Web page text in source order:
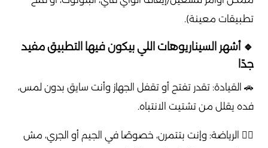
تطبيقات معينة).
🔹 أشهر السيناريوهات اللي بيكون فيها التطبيق مفيد
جدًا
🚗 القيادة: تقدر تفتح أو تقفل الجهاز وأنت سايق بدون لمس،
فده يقلل من تشتيت الانتباه.
🏋️‍♂️ الرياضة: وإنت بتتمرن، خصوصًا في الجيم أو الجري، مش